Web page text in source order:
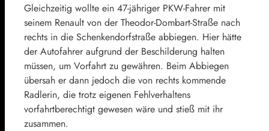
Gleichzeitig wollte ein 47-jähriger PKW-Fahrer mit
seinem Renault von der Theodor-Dombart-Straße nach
rechts in die Schenkendorfstraße abbiegen. Hier hätte
der Autofahrer aufgrund der Beschilderung halten
müssen, um Vorfahrt zu gewähren. Beim Abbiegen
übersah er dann jedoch die von rechts kommende
Radlerin, die trotz eigenen Fehlverhaltens
vorfahrtberechtigt gewesen wäre und stieß mit ihr
zusammen.